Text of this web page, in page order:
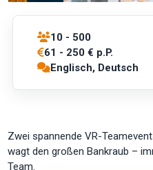
10 - 500
61 - 250 € p.P.
Englisch, Deutsch
Zwei spannende VR-
wagt den großen Bankraub –
Team.